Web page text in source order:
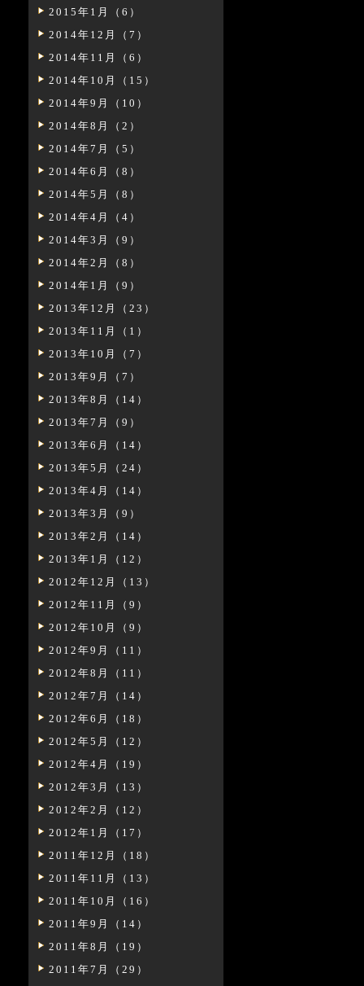
2015年1月（6）
2014年12月（7）
2014年11月（6）
2014年10月（15）
2014年9月（10）
2014年8月（2）
2014年7月（5）
2014年6月（8）
2014年5月（8）
2014年4月（4）
2014年3月（9）
2014年2月（8）
2014年1月（9）
2013年12月（23）
2013年11月（1）
2013年10月（7）
2013年9月（7）
2013年8月（14）
2013年7月（9）
2013年6月（14）
2013年5月（24）
2013年4月（14）
2013年3月（9）
2013年2月（14）
2013年1月（12）
2012年12月（13）
2012年11月（9）
2012年10月（9）
2012年9月（11）
2012年8月（11）
2012年7月（14）
2012年6月（18）
2012年5月（12）
2012年4月（19）
2012年3月（13）
2012年2月（12）
2012年1月（17）
2011年12月（18）
2011年11月（13）
2011年10月（16）
2011年9月（14）
2011年8月（19）
2011年7月（29）